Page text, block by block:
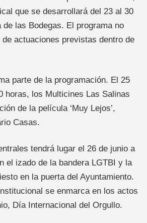
que se desarrollará del 23 al 30
de las Bodegas. El programa no
actuaciones previstas dentro de
parte de la programación. El 25
horas, los Multicines Las Salinas
de la película ‘Muy Lejos’,
Casas.
tendrá lugar el 26 de junio a
el izado de la bandera LGTBI y la
en la puerta del Ayuntamiento.
se enmarca en los actos
Día Internacional del Orgullo.